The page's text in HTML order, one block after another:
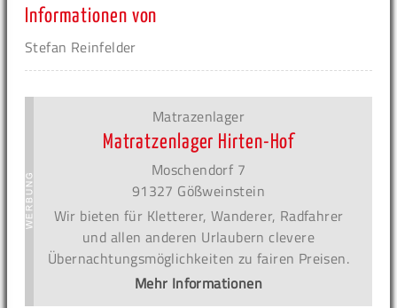
Informationen von
Stefan Reinfelder
Matrazenlager
Matratzenlager Hirten-Hof
Moschendorf 7
91327 Gößweinstein
Wir bieten für Kletterer, Wanderer, Radfahrer
und allen anderen Urlaubern clevere
Übernachtungsmöglichkeiten zu fairen Preisen.
Mehr Informationen